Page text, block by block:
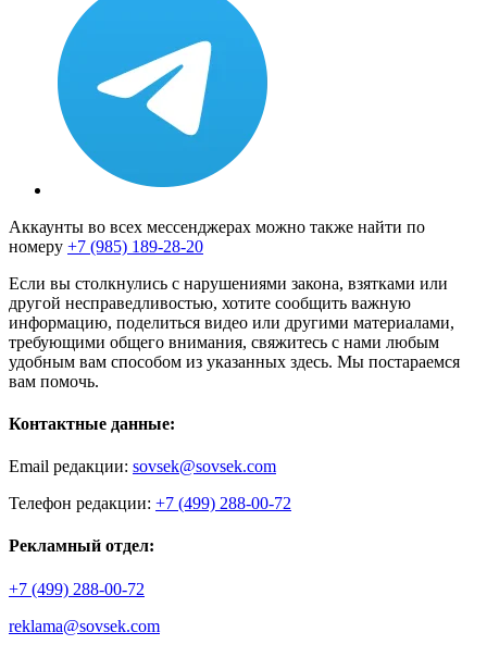
Аккаунты во всех мессенджерах можно также найти по
номеру +7 (985) 189-28-20
Если вы столкнулись с нарушениями закона, взятками или
другой несправедливостью, хотите сообщить важную
информацию, поделиться видео или другими материалами,
требующими общего внимания, свяжитесь с нами любым
удобным вам способом из указанных здесь. Мы постараемся
вам помочь.
Контактные данные:
Email редакции: sovsek@sovsek.com
Телефон редакции: +7 (499) 288-00-72
Рекламный отдел:
+7 (499) 288-00-72
reklama@sovsek.com